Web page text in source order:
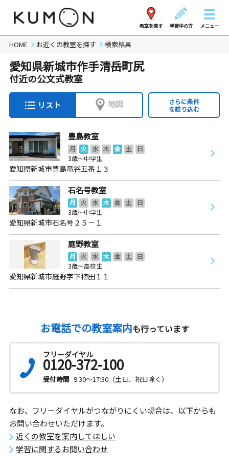
教室を探す 学習中の方 メニュー
HOME お近くの教室を探す 検索結果
愛知県新城市作手清岳町尻
付近の公文式教室
リスト 地図
さらに条件
を絞り込む
豊島教室
月 火 水 木 金 土
日
3歳～中学生
愛知県新城市豊島竜谷五番１３
石名号教室
月 火 水 木 金 土
日
3歳～中学生
愛知県新城市石名号２５－１
庭野教室
月 火 水 木 金 土
日
3歳～高校生
愛知県新城市庭野字下植田１１
お電話での教室案内も行っています
フリーダイヤル
0120-372-100
受付時間 9:30～17:30（土日、祝日除く）
なお、フリーダイヤルがつながりにくい場合は、以下からも
お問い合わせいただけます。
近くの教室を案内してほしい
学習に関するお問い合わせ